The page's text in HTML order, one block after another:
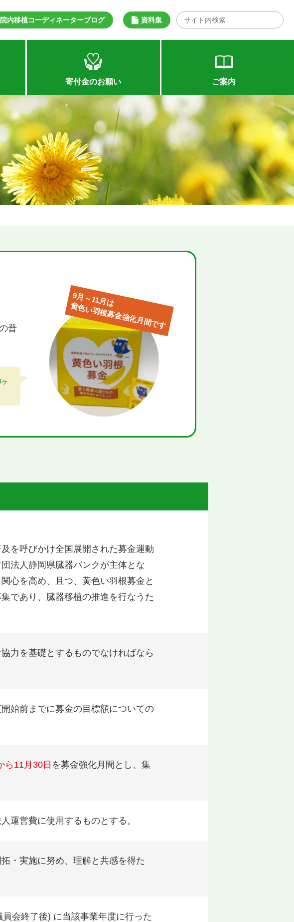
院内移植コーディネーターブログ 資料集
寄付金のお願い ご案内
普
9月～11月は
黄色い羽根募金強化月間です
を呼びかけ全国展開された募金運動
法人静岡県臓器バンクが主体とな
心を高め、且つ、黄色い羽根募金と
であり、臓器移植の推進を行なうた
力を基礎とするものでなければなら
始前までに募金の目標額についての
ら11月30日 を募金強化月間とし、集
運営費に使用するものとする。
・実施に努め、理解と共感を得た
会終了後) に当該事業年度に行った